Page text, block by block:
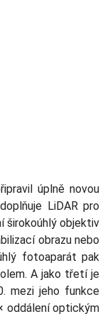
úplně novou
LiDAR pro
širokoúhlý objektiv
obrazu nebo
fotoaparát pak
A jako třetí je
mezi jeho funkce
oddálení optickým